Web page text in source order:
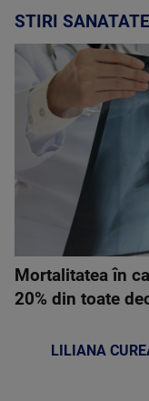
STIRI SANATATE
Mortalitatea în
20% din toate
LILIANA